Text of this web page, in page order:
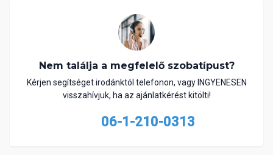
Nem találja a megfelelő szobatípust?
Kérjen segítséget irodánktól telefonon, vagy INGYENESEN
visszahívjuk, ha az ajánlatkérést kitölti!
06-1-210-0313